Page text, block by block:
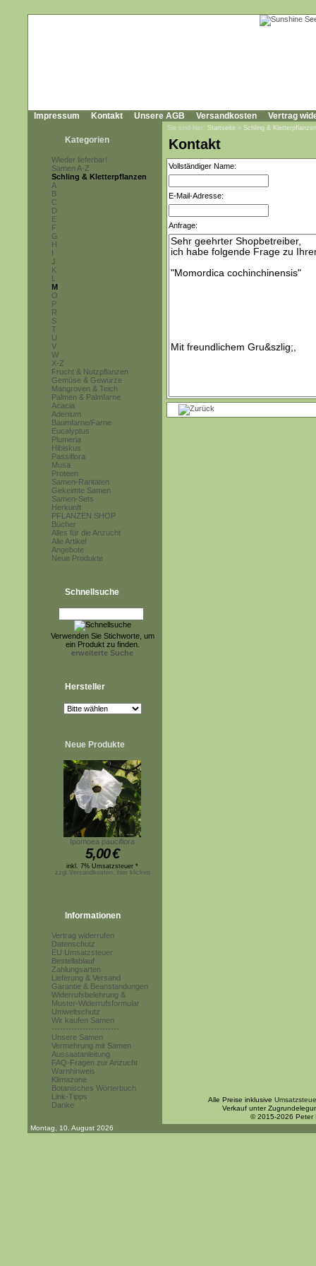
Impressum Kontakt Unsere AGB Versandkosten Vertrag
Kategorien
Wieder lieferbar!
Samen A-Z
Schling & Kletterpflanzen
A
B
C
D
E
F
G
H
I
J
K
L
M
O
P
R
S
T
U
V
W
X-Z
Frucht & Nutzpflanzen
Gemüse & Gewürze
Mangroven & Teich
Palmen & Palmfarne
Acacia
Adenium
Baumfarne/Farne
Eucalyptus
Plumeria
Hibiskus
Passiflora
Musa
Proteen
Samen-Raritäten
Gekeimte Samen
Samen-Sets
Herkunft
PFLANZEN SHOP
Bücher
Alles für die Anzucht
Alle Artikel
Angebote
Neue Produkte
Schnellsuche
Verwenden Sie Stichworte, um
ein Produkt zu finden.
erweiterte Suche
Hersteller
Neue Produkte
Ipomoea pauciflora
5,00€
inkl. 7% Umsatzsteuer *
zzgl.Versandkosten, hier klicken
Informationen
Vertrag widerrufen
Datenschutz
EU Umsatzsteuer
Bestellablauf
Zahlungsarten
Lieferung & Versand
Garantie & Beanstandungen
Widerrufsbelehrung &
Muster-Widerrufsformular
Umweltschutz
Wir kaufen Samen
------------------------
Unsere Samen
Vermehrung mit Samen
Aussaatanleitung
FAQ-Fragen zur Anzucht
Warnhinweis
Klimazone
Botanisches Wörterbuch
Link-Tipps
Danke
Sie sind hier: Startseite » Schling & Kletterpflanzen
Kontakt
Vollständiger Name:
E-Mail-Adresse:
Anfrage:
Alle Preise inklusive
Verkauf unter
© 2015-2026 Peter
Montag, 10. August 2026